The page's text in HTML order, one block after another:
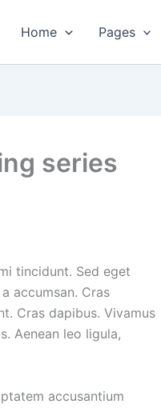
Home Pages
series
tincidunt. Sed eget
accumsan. Cras
Cras dapibus. Vivamus
Aenean leo ligula,
accusantium